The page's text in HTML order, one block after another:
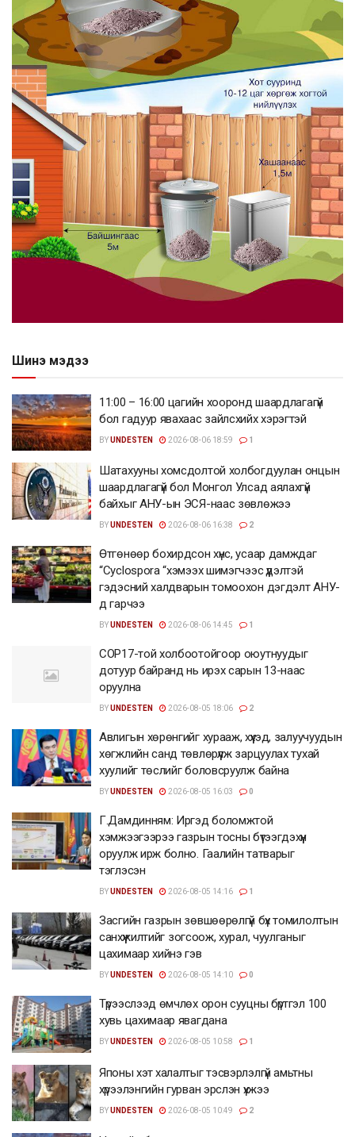
Шинэ мэдээ
11:00 – 16:00 цагийн хооронд шаардлагагүй
бол гадуур явахаас зайлсхийх хэрэгтэй
BYUNDESTEN 2026-08-06 18:59 1
Шатахууны хомсдолтой холбогдуулан онцын
шаардлагагүй бол Монгол Улсад аялахгүй
байхыг АНУ-ын ЭСЯ-наас зөвлөжээ
BYUNDESTEN 2026-08-06 16:38 2
Өтгөнөөр бохирдсон хүнс, усаар дамждаг
“Cyclospora “хэмээх шимэгчээс үүдэлтэй
гэдэсний халдварын томоохон дэгдэлт АНУ-
д гарчээ
BYUNDESTEN 2026-08-06 14:45 1
COP17-той холбоотойгоор оюутнуудыг
дотуур байранд нь ирэх сарын 13-наас
оруулна
BYUNDESTEN 2026-08-05 18:06 2
Авлигын хөрөнгийг хурааж, хүүхэд, залуучуудын
хөгжлийн санд төвлөрүүлж зарцуулах тухай
хуулийг төслийг боловсруулж байна
BYUNDESTEN 2026-08-05 16:03 0
Г.Дамдинням: Иргэд боломжтой
хэмжээгээрээ газрын тосны бүтээгдэхүүн
оруулж ирж болно. Гаалийн татварыг
тэглэсэн
BYUNDESTEN 2026-08-05 14:16 1
Засгийн газрын зөвшөөрөлгүй бүх томилолтын
санхүүжилтийг зогсоож, хурал, чуулганыг
цахимаар хийнэ гэв
BYUNDESTEN 2026-08-05 14:10 0
Түрээслээд өмчлөх орон сууцны бүртгэл 100
хувь цахимаар явагдана
BYUNDESTEN 2026-08-05 10:58 1
Японы хэт халалтыг тэсвэрлэлгүй амьтны
хүрээлэнгийн гурван эрслэн үхжээ
BYUNDESTEN 2026-08-05 10:49 2